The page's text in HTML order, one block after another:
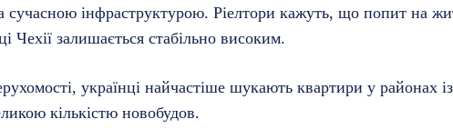
сучасною інфраструктурою. Ріелтори кажуть, що попит на
Чехії залишається стабільно високим.
українці найчастіше шукають квартири у районах
кількістю новобудов.